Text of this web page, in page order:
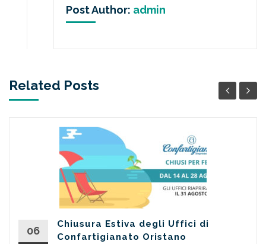
Post Author: admin
Related Posts
06
Chiusura Estiva degli Uffici di
Confartigianato Oristano